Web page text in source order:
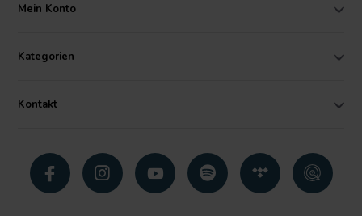
Mein Konto
Kategorien
Kontakt